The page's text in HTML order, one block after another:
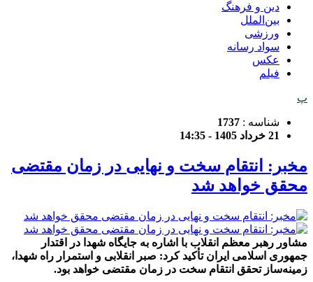
دین و فرهنگ
بین‌الملل
ورزشی
سواد رسانه
عکس
فیلم
پ
شناسه : 1737
21 خرداد 1405 - 14:35
مخبر: انتقام سخت و نهایی در زمان مقتضی
محقق خواهد شد
مشاور رهبر معظم انقلاب با اشاره به جایگاه شهدا در اقتدار
جمهوری اسلامی ایران تأکید کرد: صبر انقلابی و استمرار راه شهدا،
زمینه‌ساز تحقق انتقام سخت در زمان مقتضی خواهد بود.